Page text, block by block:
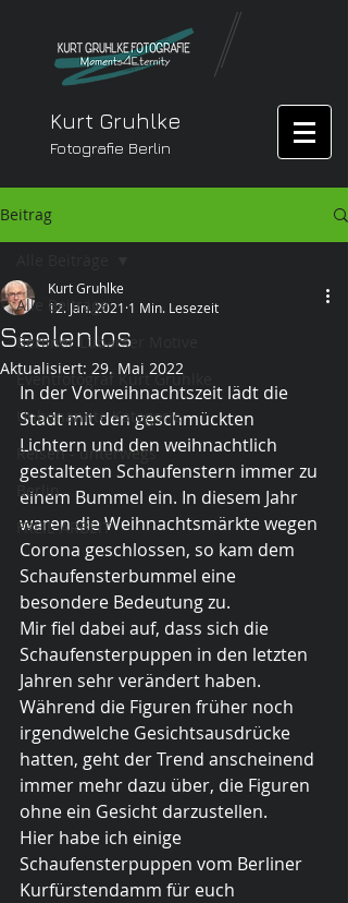
Kurt Gruhlke
Fotografie Berlin
Beitrag
Alle Beiträge
Berliner Lübarser Motive
Eventfotograf Kurt Gruhlke
Unbenannte Kategorie
Reisen - unterwegs
Berlin
FREIE ARBEIT
Seelenlos
Kurt Gruhlke
12. Jan. 2021 1 Min. Lesezeit
Aktualisiert: 29. Mai 2022
In der Vorweihnachtszeit lädt die
Stadt mit den geschmückten
Lichtern und den weihnachtlich
gestalteten Schaufenstern immer zu
einem Bummel ein. In diesem Jahr
waren die Weihnachtsmärkte wegen
Corona geschlossen, so kam dem
Schaufensterbummel eine
besondere Bedeutung zu.
Mir fiel dabei auf, dass sich die
Schaufensterpuppen in den letzten
Jahren sehr verändert haben.
Während die Figuren früher noch
irgendwelche Gesichtsausdrücke
hatten, geht der Trend anscheinend
immer mehr dazu über, die Figuren
ohne ein Gesicht darzustellen.
Hier habe ich einige
Schaufensterpuppen vom Berliner
Kurfürstendamm für euch